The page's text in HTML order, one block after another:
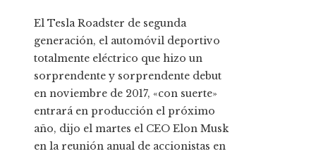
El Tesla Roadster de segunda
generación, el automóvil deportivo
totalmente eléctrico que hizo un
sorprendente y sorprendente debut
en noviembre de 2017, «con suerte»
entrará en producción el próximo
año, dijo el martes el CEO Elon Musk
en la reunión anual de accionistas en